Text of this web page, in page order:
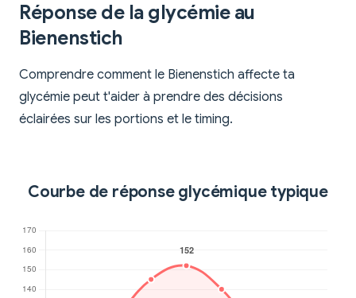
Réponse de la glycémie au
Bienenstich
Comprendre comment le Bienenstich affecte ta
glycémie peut t'aider à prendre des décisions
éclairées sur les portions et le timing.
Courbe de réponse glycémique typique